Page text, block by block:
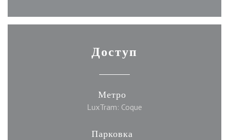
Доступ
Метро
LuxTram: Coque
Парковка